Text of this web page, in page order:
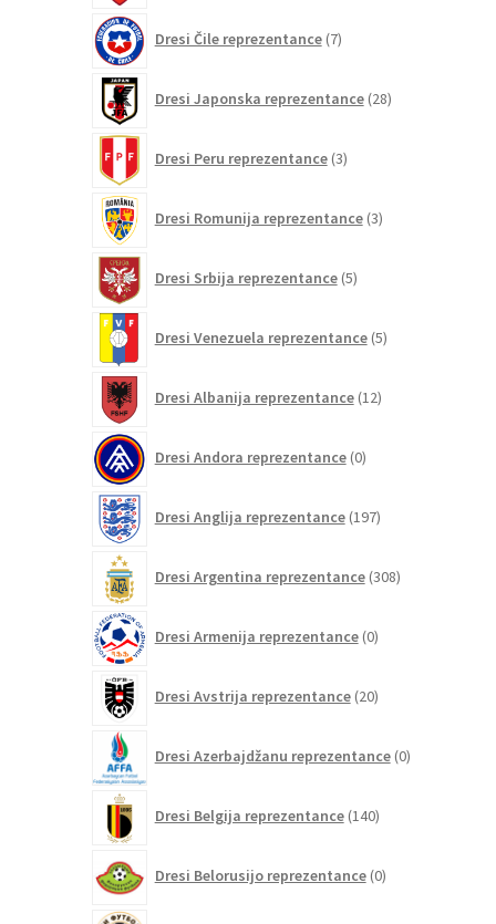
Dresi Čile reprezentance 7izdelkov
Dresi Japonska reprezentance 28izdelkov
Dresi Peru reprezentance 3izdelki
Dresi Romunija reprezentance 3izdelki
Dresi Srbija reprezentance 5izdelkov
Dresi Venezuela reprezentance 5izdelkov
Dresi Albanija reprezentance 12izdelkov
Dresi Andora reprezentance 0izdelkov
Dresi Anglija reprezentance 197izdelkov
Dresi Argentina reprezentance 308izdelkov
Dresi Armenija reprezentance 0izdelkov
Dresi Avstrija reprezentance 20izdelkov
Dresi Azerbajdžanu reprezentance 0izdelkov
Dresi Belgija reprezentance 140izdelkov
Dresi Belorusijo reprezentance 0izdelkov